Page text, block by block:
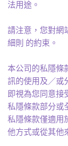
法用途。
請注意，您對網
細則 的約束。
本公司的私隱條
訊的使用及／或
即視為您同意接
私隱條款部分或
私隱條款僅適用
他方式或從其他